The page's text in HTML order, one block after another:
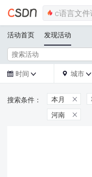
活动首页 发现活动
 时间   城市 
本月 
河南 